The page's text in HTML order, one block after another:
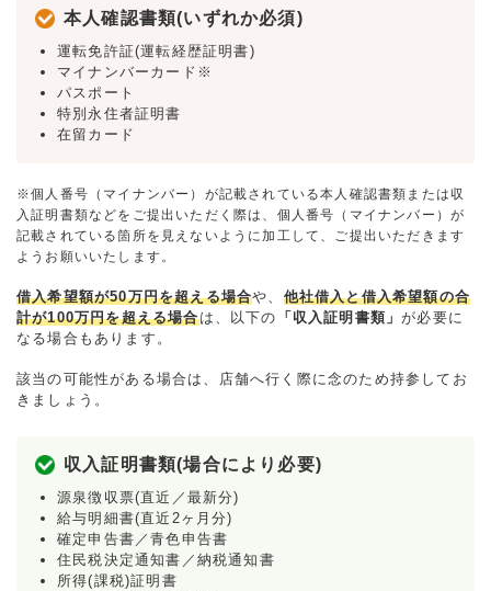
本人確認書類(いずれか必須)
運転免許証(運転経歴証明書)
マイナンバーカード※
パスポート
特別永住者証明書
在留カード
※個人番号（マイナンバー）が記載されている本人確認書類または収
入証明書類などをご提出いただく際は、個人番号（マイナンバー）が
記載されている箇所を見えないように加工して、ご提出いただきます
ようお願いいたします。
借入希望額が50万円を超える場合や、 他社借入と借入希望額の合
計が100万円を超える場合は、以下の 「収入証明書類」が必要に
なる場合もあります。
該当の可能性がある場合は、店舗へ行く際に念のため持参してお
きましょう。
収入証明書類(場合により必要)
源泉徴収票(直近／最新分)
給与明細書(直近2ヶ月分)
確定申告書／青色申告書
住民税決定通知書／納税通知書
所得(課税)証明書